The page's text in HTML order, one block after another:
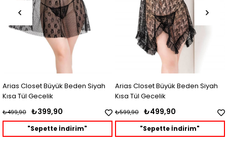
Beden Siyah
İndirim"
Arias Closet Büyük Beden Siyah
Kısa Tül Gecelik
₺499,90
"Sepette İndirim"
Gül Kurusu